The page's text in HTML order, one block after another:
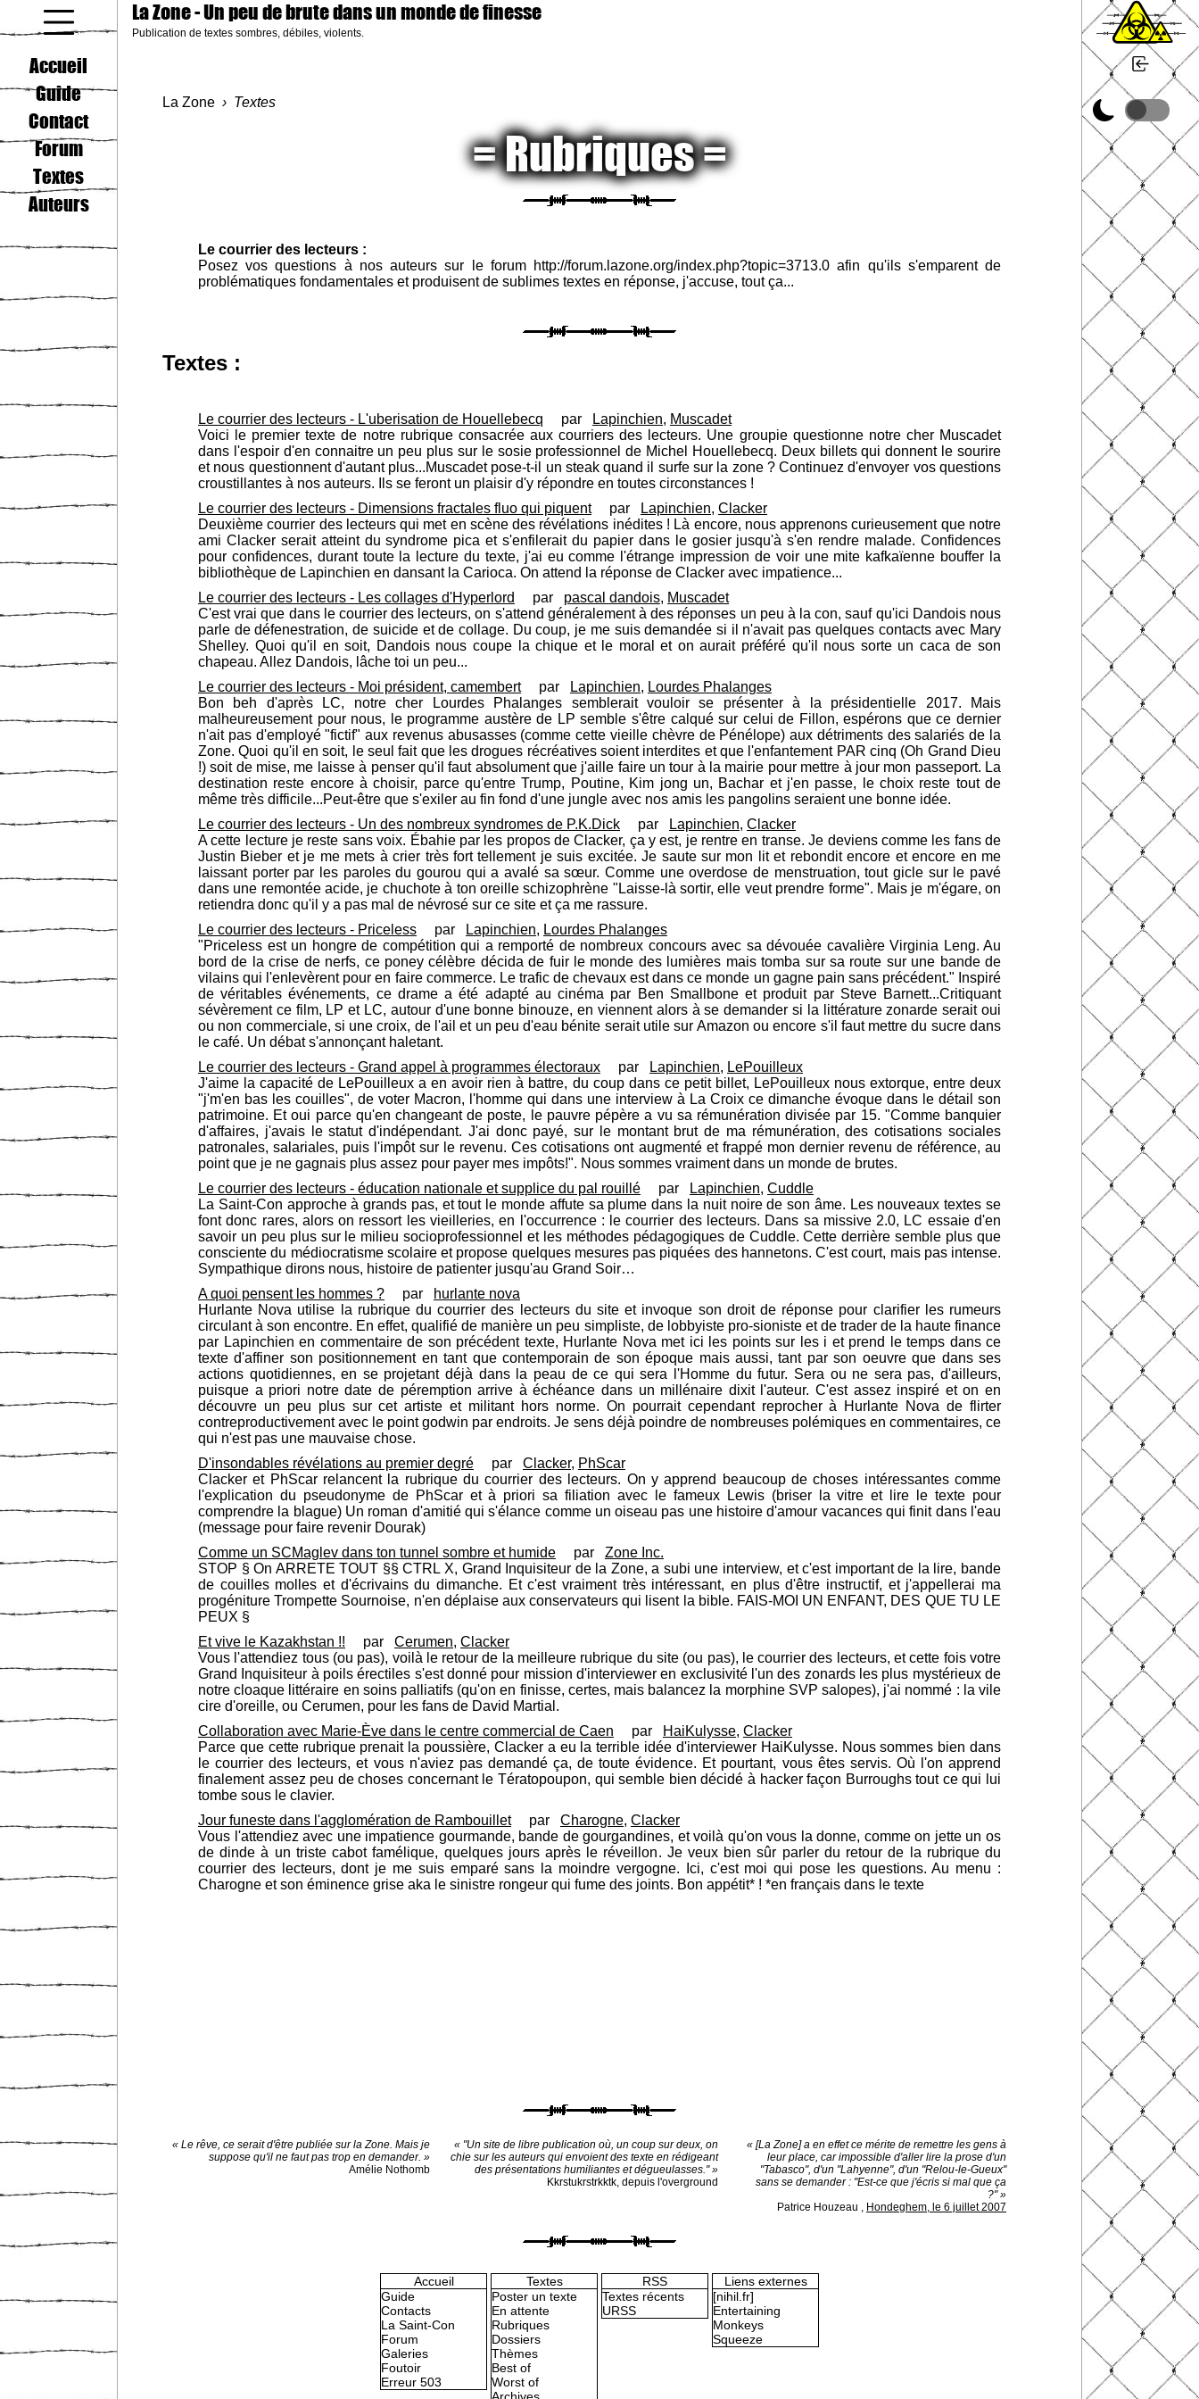
La Zone- Un peu de brute dans un monde de finesse
Publication de textes sombres, débiles, violents.
Accueil
Guide
Contact
Forum
Textes
Auteurs
La Zone Textes
Rubriques
Le courrier des lecteurs :
Posez vos questions à nos auteurs sur le forum http://forum.lazone.org/index.php?topic=3713.0 afin qu'ils s'emparent de
problématiques fondamentales et produisent de sublimes textes en réponse, j'accuse, tout ça...
Textes :
Le courrier des lecteurs - L'uberisation de Houellebecq par Lapinchien, Muscadet
Voici le premier texte de notre rubrique consacrée aux courriers des lecteurs. Une groupie questionne notre cher Muscadet
dans l'espoir d'en connaitre un peu plus sur le sosie professionnel de Michel Houellebecq. Deux billets qui donnent le sourire
et nous questionnent d'autant plus...Muscadet pose-t-il un steak quand il surfe sur la zone ? Continuez d'envoyer vos questions
croustillantes à nos auteurs. Ils se feront un plaisir d'y répondre en toutes circonstances !
Le courrier des lecteurs - Dimensions fractales fluo qui piquentpar Lapinchien, Clacker
Deuxième courrier des lecteurs qui met en scène des révélations inédites ! Là encore, nous apprenons curieusement que notre
ami Clacker serait atteint du syndrome pica et s'enfilerait du papier dans le gosier jusqu'à s'en rendre malade. Confidences
pour confidences, durant toute la lecture du texte, j'ai eu comme l'étrange impression de voir une mite kafkaïenne bouffer la
bibliothèque de Lapinchien en dansant la Carioca. On attend la réponse de Clacker avec impatience...
Le courrier des lecteurs - Les collages d'Hyperlord
par pascal dandois, Muscadet
C'est vrai que dans le courrier des lecteurs, on s'attend généralement à des réponses un peu à la con, sauf qu'ici Dandois nous
parle de défenestration, de suicide et de collage. Du coup, je me suis demandée si il n'avait pas quelques contacts avec Mary
Shelley. Quoi qu'il en soit, Dandois nous coupe la chique et le moral et on aurait préféré qu'il nous sorte un caca de son
chapeau. Allez Dandois, lâche toi un peu...
Le courrier des lecteurs - Moi président, camembertpar Lapinchien, Lourdes Phalanges
Bon beh d'après LC, notre cher Lourdes Phalanges semblerait vouloir se présenter à la présidentielle 2017. Mais
malheureusement pour nous, le programme austère de LP semble s'être calqué sur celui de Fillon, espérons que ce dernier
n'ait pas d'employé "fictif" aux revenus abusasses (comme cette vieille chèvre de Pénélope) aux détriments des salariés de la
Zone. Quoi qu'il en soit, le seul fait que les drogues récréatives soient interdites et que l'enfantement PAR cinq (Oh Grand Dieu
!) soit de mise, me laisse à penser qu'il faut absolument que j'aille faire un tour à la mairie pour mettre à jour mon passeport. La
destination reste encore à choisir, parce qu'entre Trump, Poutine, Kim jong un, Bachar et j'en passe, le choix reste tout de
même très difficile...Peut-être que s'exiler au fin fond d'une jungle avec nos amis les pangolins seraient une bonne idée.
Le courrier des lecteurs - Un des nombreux syndromes de P.K.Dick par Lapinchien, Clacker
A cette lecture je reste sans voix. Ébahie par les propos de Clacker, ça y est, je rentre en transe. Je deviens comme les fans de
Justin Bieber et je me mets à crier très fort tellement je suis excitée. Je saute sur mon lit et rebondit encore et encore en me
laissant porter par les paroles du gourou qui a avalé sa sœur. Comme une overdose de menstruation, tout gicle sur le pavé
dans une remontée acide, je chuchote à ton oreille schizophrène "Laisse-là sortir, elle veut prendre forme". Mais je m'égare, on
retiendra donc qu'il y a pas mal de névrosé sur ce site et ça me rassure.
Le courrier des lecteurs - Priceless par Lapinchien, Lourdes Phalanges
"Priceless est un hongre de compétition qui a remporté de nombreux concours avec sa dévouée cavalière Virginia Leng. Au
bord de la crise de nerfs, ce poney célèbre décida de fuir le monde des lumières mais tomba sur sa route sur une bande de
vilains qui l'enlevèrent pour en faire commerce. Le trafic de chevaux est dans ce monde un gagne pain sans précédent." Inspiré
de véritables événements, ce drame a été adapté au cinéma par Ben Smallbone et produit par Steve Barnett...Critiquant
sévèrement ce film, LP et LC, autour d'une bonne binouze, en viennent alors à se demander si la littérature zonarde serait oui
ou non commerciale, si une croix, de l'ail et un peu d'eau bénite serait utile sur Amazon ou encore s'il faut mettre du sucre dans
le café. Un débat s'annonçant haletant.
Le courrier des lecteurs - Grand appel à programmes électoraux par Lapinchien, LePouilleux
J'aime la capacité de LePouilleux a en avoir rien à battre, du coup dans ce petit billet, LePouilleux nous extorque, entre deux
"j'm'en bas les couilles", de voter Macron, l'homme qui dans une interview à La Croix ce dimanche évoque dans le détail son
patrimoine. Et oui parce qu'en changeant de poste, le pauvre pépère a vu sa rémunération divisée par 15. "Comme banquier
d'affaires, j'avais le statut d'indépendant. J'ai donc payé, sur le montant brut de ma rémunération, des cotisations sociales
patronales, salariales, puis l'impôt sur le revenu. Ces cotisations ont augmenté et frappé mon dernier revenu de référence, au
point que je ne gagnais plus assez pour payer mes impôts!". Nous sommes vraiment dans un monde de brutes.
Le courrier des lecteurs - éducation nationale et supplice du pal rouillé par Lapinchien, Cuddle
La Saint-Con approche à grands pas, et tout le monde affute sa plume dans la nuit noire de son âme. Les nouveaux textes se
font donc rares, alors on ressort les vieilleries, en l'occurrence : le courrier des lecteurs. Dans sa missive 2.0, LC essaie d'en
savoir un peu plus sur le milieu socioprofessionnel et les méthodes pédagogiques de Cuddle. Cette derrière semble plus que
consciente du médiocratisme scolaire et propose quelques mesures pas piquées des hannetons. C'est court, mais pas intense.
Sympathique dirons nous, histoire de patienter jusqu'au Grand Soir…
A quoi pensent les hommes ? par
hurlante nova
Hurlante Nova utilise la rubrique du courrier des lecteurs du site et invoque son droit de réponse pour clarifier les rumeurs
circulant à son encontre. En effet, qualifié de manière un peu simpliste, de lobbyiste pro-sioniste et de trader de la haute finance
par Lapinchien en commentaire de son précédent texte, Hurlante Nova met ici les points sur les i et prend le temps dans ce
texte d'affiner son positionnement en tant que contemporain de son époque mais aussi, tant par son oeuvre que dans ses
actions quotidiennes, en se projetant déjà dans la peau de ce qui sera l'Homme du futur. Sera ou ne sera pas, d'ailleurs,
puisque a priori notre date de péremption arrive à échéance dans un millénaire dixit l'auteur. C'est assez inspiré et on en
découvre un peu plus sur cet artiste et militant hors norme. On pourrait cependant reprocher à Hurlante Nova de flirter
contreproductivement avec le point godwin par endroits. Je sens déjà poindre de nombreuses polémiques en commentaires, ce
qui n'est pas une mauvaise chose.
D'insondables révélations au premier degré par Clacker, PhScar
Clacker et PhScar relancent la rubrique du courrier des lecteurs. On y apprend beaucoup de choses intéressantes comme
l'explication du pseudonyme de PhScar et à priori sa filiation avec le fameux Lewis (briser la vitre et lire le texte pour
comprendre la blague) Un roman d'amitié qui s'élance comme un oiseau pas une histoire d'amour vacances qui finit dans l'eau
(message pour faire revenir Dourak)
Comme un SCMaglev dans ton tunnel sombre et humide par Zone Inc.
STOP § On ARRETE TOUT §§ CTRL X, Grand Inquisiteur de la Zone, a subi une interview, et c'est important de la lire, bande
de couilles molles et d'écrivains du dimanche. Et c'est vraiment très intéressant, en plus d'être instructif, et j'appellerai ma
progéniture Trompette Sournoise, n'en déplaise aux conservateurs qui lisent la bible. FAIS-MOI UN ENFANT, DES QUE TU LE
PEUX §
Et vive le Kazakhstan !! par Cerumen, Clacker
Vous l'attendiez tous (ou pas), voilà le retour de la meilleure rubrique du site (ou pas), le courrier des lecteurs, et cette fois votre
Grand Inquisiteur à poils érectiles s'est donné pour mission d'interviewer en exclusivité l'un des zonards les plus mystérieux de
notre cloaque littéraire en soins palliatifs (qu'on en finisse, certes, mais balancez la morphine SVP salopes), j'ai nommé : la vile
cire d'oreille, ou Cerumen, pour les fans de David Martial.
Collaboration avec Marie-Ève dans le centre commercial de Caen par HaiKulysse, Clacker
Parce que cette rubrique prenait la poussière, Clacker a eu la terrible idée d'interviewer HaiKulysse. Nous sommes bien dans
le courrier des lecteurs, et vous n'aviez pas demandé ça, de toute évidence. Et pourtant, vous êtes servis. Où l'on apprend
finalement assez peu de choses concernant le Tératopoupon, qui semble bien décidé à hacker façon Burroughs tout ce qui lui
tombe sous le clavier.
Jour funeste dans l'agglomération de Rambouilletpar Charogne, Clacker
Vous l'attendiez avec une impatience gourmande, bande de gourgandines, et voilà qu'on vous la donne, comme on jette un os
de dinde à un triste cabot famélique, quelques jours après le réveillon. Je veux bien sûr parler du retour de la rubrique du
courrier des lecteurs, dont je me suis emparé sans la moindre vergogne. Ici, c'est moi qui pose les questions. Au menu :
Charogne et son éminence grise aka le sinistre rongeur qui fume des joints. Bon appétit* ! *en français dans le texte
« Le rêve, ce serait d'être publiée sur la Zone. Mais je
suppose qu'il ne faut pas trop en demander. »
Amélie Nothomb
« "Un site de libre publication où, un coup sur deux, on
chie sur les auteurs qui envoient des texte en rédigeant
des présentations humiliantes et dégueulasses." »
Kkrstukrstrkktk, depuis l'overground
« [La Zone] a en effet ce mérite de remettre les gens à
leur place, car impossible d'aller lire la prose d'un
"Tabasco", d'un "Lahyenne", d'un "Relou-le-Gueux"
sans se demander : "Est-ce que j'écris si mal que ça
?" »
Patrice Houzeau , Hondeghem, le 6 juillet 2007
Accueil
Guide
Contacts
La Saint-Con
Forum
Galeries
Foutoir
Erreur 503
Textes
Poster un texte
En attente
Rubriques
Dossiers
Thèmes
Best of
Worst of
RSS
Textes récents
URSS
Liens externes
[nihil.fr]
Entertaining
Monkeys
Squeeze